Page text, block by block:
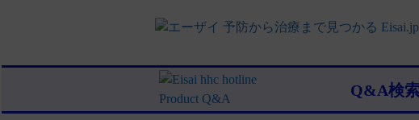
Q&A検